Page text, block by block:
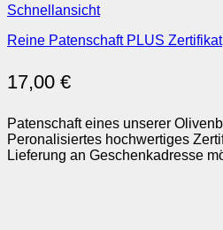
Schnellansicht
Reine Patenschaft PLUS Zertifikat
17,00 €
Patenschaft eines unserer
Peronalisiertes hochwertiges
Lieferung an Geschenkadresse